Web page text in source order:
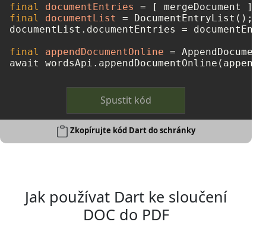
final
documentEntries =
final
documentList = DocumentEntryList();
documentList.documentEntries =
final
appendDocumentOnline =
Spustit kód
Zkopírujte kód Dart do schránky
Jak používat Dart ke sloučení
DOC do PDF